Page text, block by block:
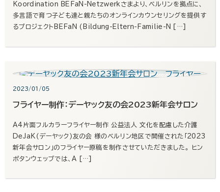
Koordination BEFaN-Netzwerkさまより、ベルリンを拠点に、
多言語で育つ子ども達と親たちのオンラインカウンセリングを提供す
るプロジェクトBEFaN (Bildung-Eltern-Familie-N […]
2023/01/05
フライヤー制作：デーヤック友の会2023新年会サロン
A4片面フルカラーフライヤー制作 公益法人 文化を配慮した介護
DeJaK(デーヤック)友の会 様のベルリン地区で開催された「2023
新年会サロン」のフライヤー原稿を制作させていただきました。 ヒン
ポタンウェッブでは、A […]